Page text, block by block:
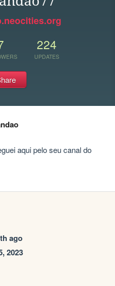
224
UPDATES
aqui pelo seu canal do
ago
2023